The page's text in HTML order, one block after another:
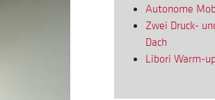
Autonome
Zwei Druck-
Dach
Libori Warm-